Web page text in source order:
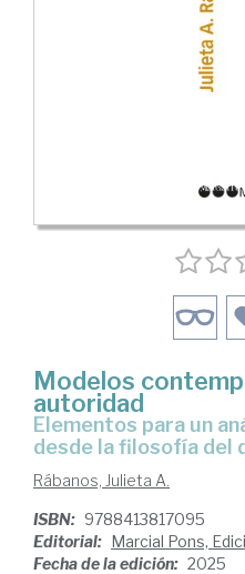
Modelos
autoridad
elementos para un análisis de la autoridad
desde la filosofía del
Rábanos, Julieta A.
ISBN: 9788413817095
Editorial: Marcial Pons,
Fecha de la edición: 2025